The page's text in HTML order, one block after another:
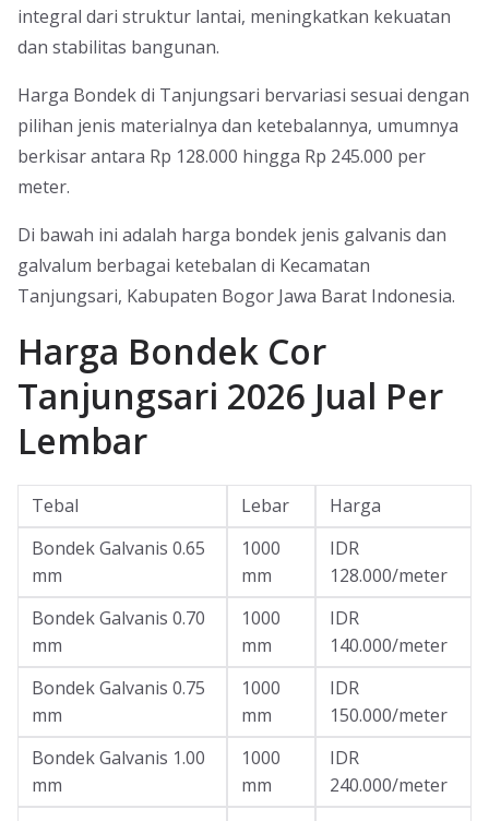
integral dari struktur lantai, meningkatkan kekuatan
dan stabilitas bangunan.
Harga Bondek di Tanjungsari bervariasi sesuai dengan
pilihan jenis materialnya dan ketebalannya, umumnya
berkisar antara Rp 128.000 hingga Rp 245.000 per
meter.
Di bawah ini adalah harga bondek jenis galvanis dan
galvalum berbagai ketebalan di Kecamatan
Tanjungsari, Kabupaten Bogor Jawa Barat Indonesia.
Harga Bondek Cor
Tanjungsari 2026 Jual Per
Lembar
Tebal Lebar
Harga
Bondek Galvanis 0.65
mm
1000
mm
IDR
128.000/meter
Bondek Galvanis 0.70
mm
1000
mm
IDR
140.000/meter
Bondek Galvanis 0.75
mm
1000
mm
IDR
150.000/meter
Bondek Galvanis 1.00
mm
1000
mm
IDR
240.000/meter